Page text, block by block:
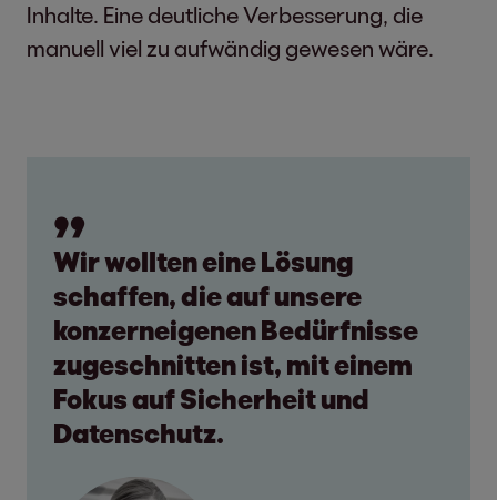
Inhalte. Eine deutliche Verbesserung, die
manuell viel zu aufwändig gewesen wäre.
Wir wollten eine Lösung
schaffen, die auf unsere
konzerneigenen Bedürfnisse
zugeschnitten ist, mit einem
Fokus auf Sicherheit und
Datenschutz.